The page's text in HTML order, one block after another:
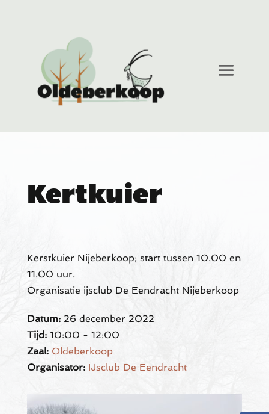
Kertkuier
Kerstkuier Nijeberkoop; start tussen 10.00 en
11.00 uur.
Organisatie ijsclub De Eendracht Nijeberkoop
Datum: 26 december 2022
Tijd: 10:00 - 12:00
Zaal: Oldeberkoop
Organisator: IJsclub De Eendracht